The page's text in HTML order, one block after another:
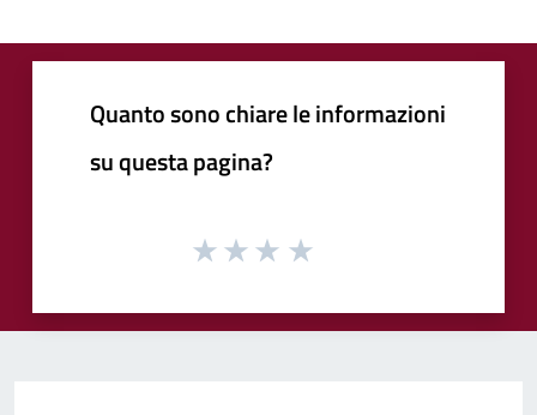
Quanto sono chiare le informazioni
su questa pagina?